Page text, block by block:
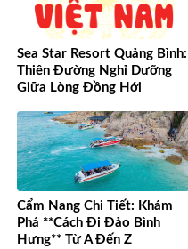
Sea Star Resort Quảng Bình:
Thiên Đường Nghỉ Dưỡng
Giữa Lòng Đồng Hới
Cẩm Nang Chi Tiết: Khám
Phá **Cách Đi Đảo Bình
Hưng** Từ A Đến Z